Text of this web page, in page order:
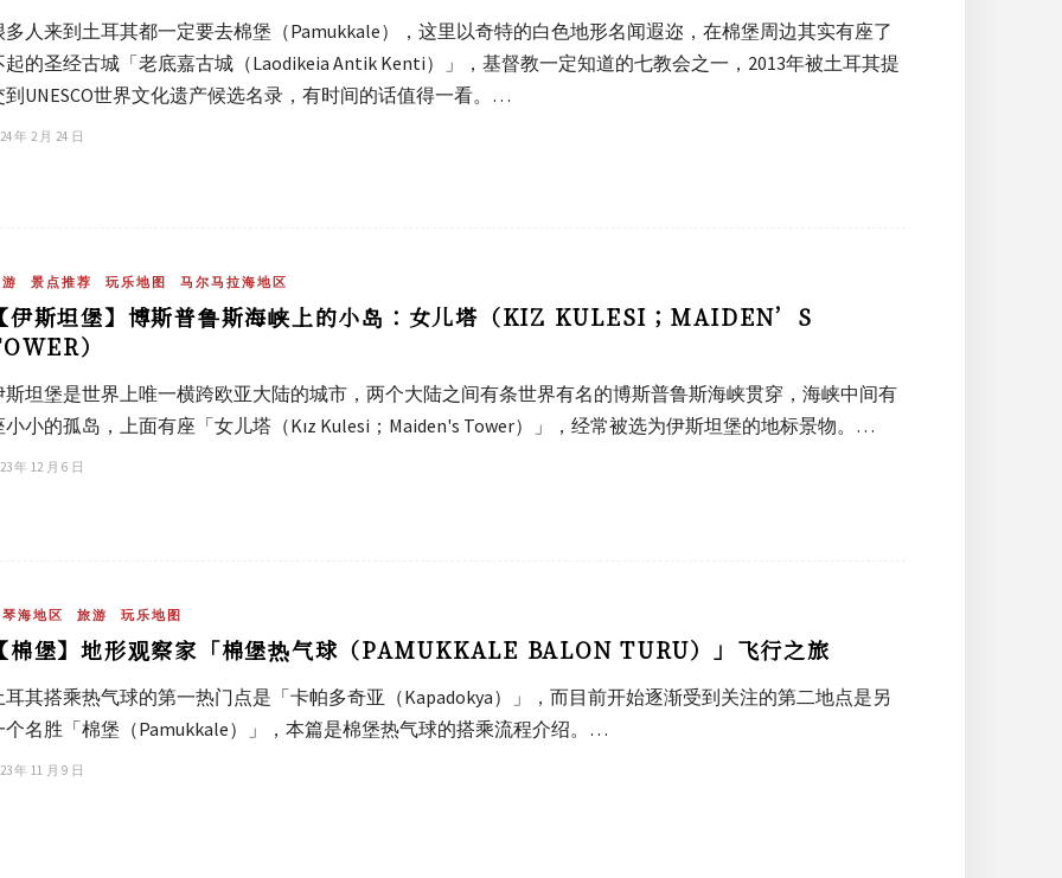
多人来到土耳其都一定要去棉堡（Pamukkale），这里以奇特的白色地形名闻遐迩，在棉堡周边其实有座了
起的圣经古城「老底嘉古城（Laodikeia Antik Kenti）」，基督教一定知道的七教会之一，2013年被土耳其提
到UNESCO世界文化遗产候选名录，有时间的话值得一看。…
年 2 月 24 日
景点推荐 玩乐地图 马尔马拉海地区
伊斯坦堡】博斯普鲁斯海峡上的小岛：女儿塔（KIZ KULESI；MAIDEN’S
）
斯坦堡是世界上唯一横跨欧亚大陆的城市，两个大陆之间有条世界有名的博斯普鲁斯海峡贯穿，海峡中间有
小小的孤岛，上面有座「女儿塔（Kız Kulesi；Maiden's Tower）」，经常被选为伊斯坦堡的地标景物。…
年 12 月 6 日
海地区 旅游 玩乐地图
棉堡】地形观察家「棉堡热气球（PAMUKKALE BALON TURU）」飞行之旅
耳其搭乘热气球的第一热门点是「卡帕多奇亚（Kapadokya）」，而目前开始逐渐受到关注的第二地点是另
个名胜「棉堡（Pamukkale）」，本篇是棉堡热气球的搭乘流程介绍。…
年 11 月 9 日